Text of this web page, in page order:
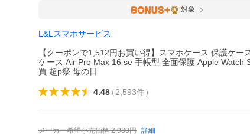
対象
L&Lスマホサービス
【クーポンで1,512円お買い得】スマホケース 保護ケー
ケース Air Pro Max 16 se 手帳型 全面保護 Apple Watch
買 超p祭 母の日
4.48（2,593件）
メーカー希望小売価格 2,980円 詳細